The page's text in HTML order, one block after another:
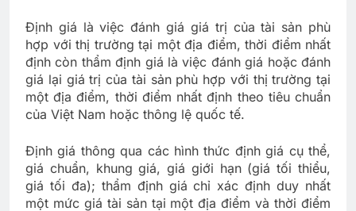
Định giá là việc đánh giá giá trị của tài sản phù
hợp với thị trường tại một địa điểm, thời điểm nhất
định còn thẩm định giá là việc đánh giá hoặc đánh
giá lại giá trị của tài sản phù hợp với thị trường tại
một địa điểm, thời điểm nhất định theo tiêu chuẩn
của Việt Nam hoặc thông lệ quốc tế.
Định giá thông qua các hình thức định giá cụ thể,
giá chuẩn, khung giá, giá giới hạn (giá tối thiểu,
giá tối đa); thẩm định giá chỉ xác định duy nhất
một mức giá tài sản tại một địa điểm và thời điểm